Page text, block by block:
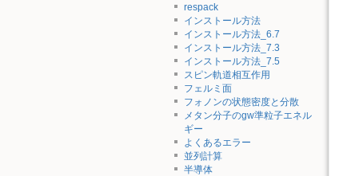
respack
インストール方法
インストール方法_6.7
インストール方法_7.3
インストール方法_7.5
スピン軌道相互作用
フェルミ面
フォノンの状態密度と分散
メタン分子のgw準粒子エネル
ギー
よくあるエラー
並列計算
半導体